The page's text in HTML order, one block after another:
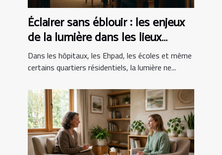
Éclairer sans éblouir : les enjeux
de la lumière dans les lieux
sensibles
Dans les hôpitaux, les Ehpad, les écoles et même
certains quartiers résidentiels, la lumière ne...